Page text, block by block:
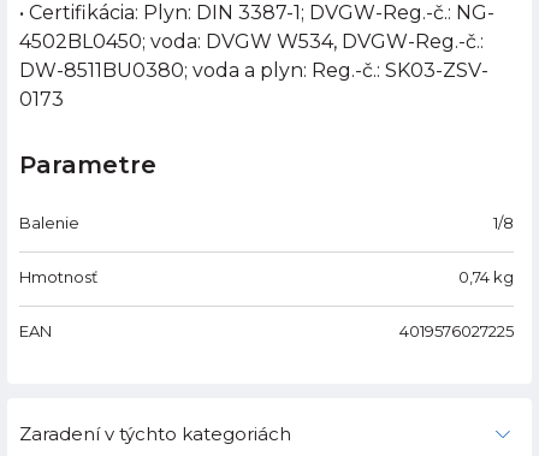
• Certifikácia: Plyn: DIN 3387-1; DVGW-Reg.-č.: NG-
4502BL0450; voda: DVGW W534, DVGW-Reg.-č.:
DW-8511BU0380; voda a plyn: Reg.-č.: SK03-ZSV-
0173
Parametre
Balenie 1/8
Hmotnosť 0,74 kg
EAN 4019576027225
Zaradení v týchto kategoriách